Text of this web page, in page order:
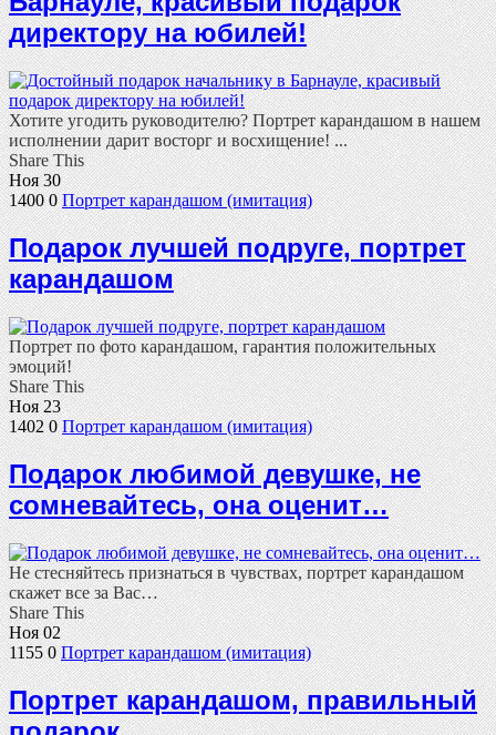
директору на юбилей!
Хотите угодить руководителю? Портрет карандашом в нашем
исполнении дарит восторг и восхищение! ...
Share This
Ноя 30
14000 Портрет карандашом (имитация)
Подарок лучшей подруге, портрет
карандашом
Портрет по фото карандашом, гарантия положительных
эмоций!
Share This
Ноя 23
14020 Портрет карандашом (имитация)
Подарок любимой девушке, не
сомневайтесь, она оценит…
Не стесняйтесь признаться в чувствах, портрет карандашом
скажет все за Вас…
Share This
Ноя 02
11550 Портрет карандашом (имитация)
Портрет карандашом, правильный